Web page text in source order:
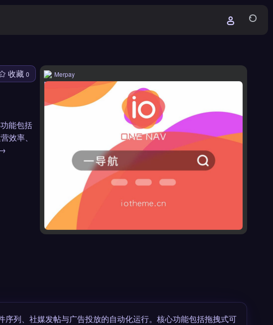
收藏 0
能包括
效率、
Merpay
列、社媒发帖与广告投放的自动化运行。核心功能包括拖拽式可